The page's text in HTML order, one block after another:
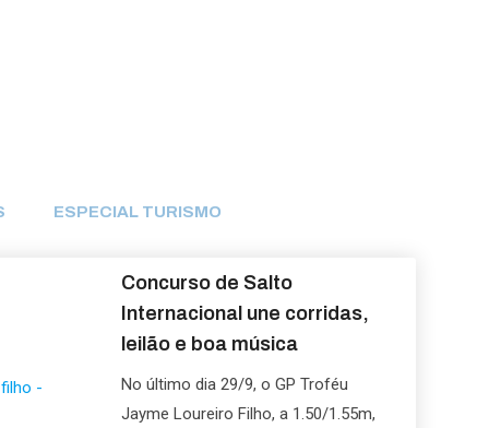
ESPECIAL TURISMO
Concurso de Salto
Internacional une corridas,
leilão e boa música
No último dia 29/9, o GP Troféu
Jayme Loureiro Filho, a 1.50/1.55m,